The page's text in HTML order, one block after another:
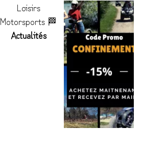
Loisirs
Motorsports 🏁
Actualités